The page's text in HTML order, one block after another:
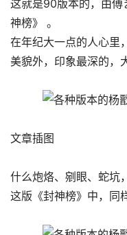
这就是90版本的，由傅
神榜》 。
在年纪大一点的人心里
美貌外，印象最深的，
文章插图
什么炮烙、剜眼、蛇坑
这版《封神榜》中，同